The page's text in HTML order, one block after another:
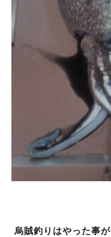
烏賊釣りはやった事